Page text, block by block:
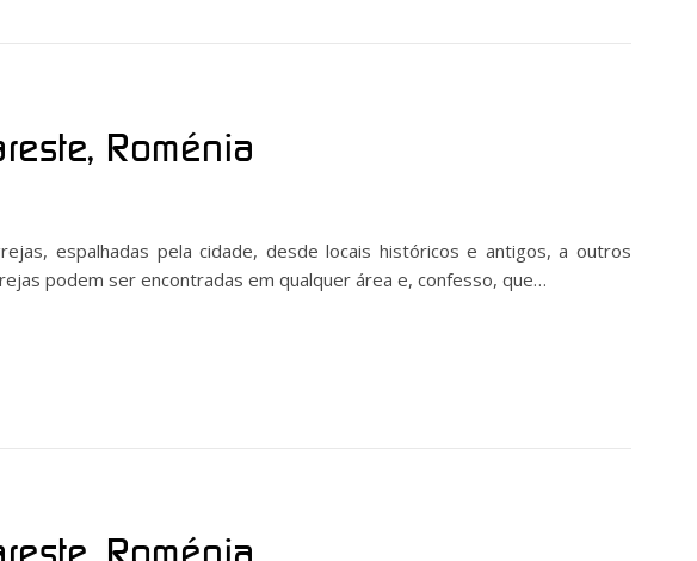
Roménia
espalhadas pela cidade, desde locais históricos e antigos, a outros
podem ser encontradas em qualquer área e, confesso, que…